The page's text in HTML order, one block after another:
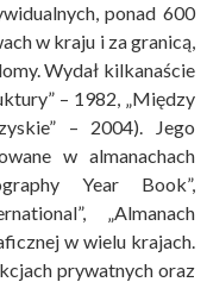
ponad 600
w kraju i za granicą,
Wydał kilkanaście
– 1982, „Między
– 2004). Jego
w almanachach
Year Book”,
„Almanach
w wielu krajach.
prywatnych oraz